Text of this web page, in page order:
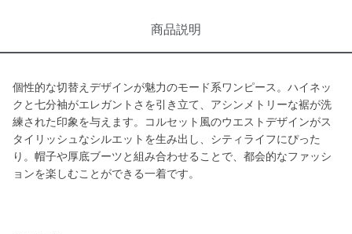
商品説明
個性的な切替えデザインが魅力のモード系ワンピース。ハイネッ
クと七分袖がエレガントさを引き立て、アシンメトリーな裾が洗
練された印象を与えます。コルセット風のウエストデザインがス
タイリッシュなシルエットを生み出し、シティライフにぴった
り。帽子や厚底ブーツと組み合わせることで、都会的なファッシ
ョンを楽しむことができる一着です。